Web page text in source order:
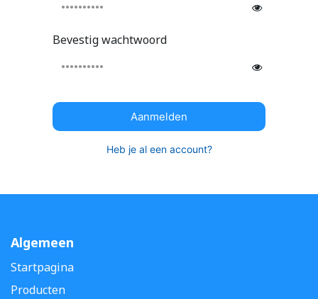
Bevestig wachtwoord
Aanmelden
Heb je al een account?
Algemeen
Startpagina
Producten